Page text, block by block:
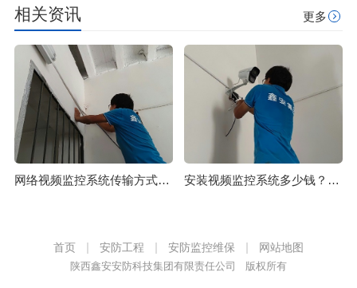
相关资讯 更多
网络视频监控系统传输方式有哪些？这4种方式了解一下 安装视频监控系统多少钱？分标准计算是关键
首页 安防工程 安防监控维保 网站地图
陕西鑫安安防科技集团有限责任公司 版权所有